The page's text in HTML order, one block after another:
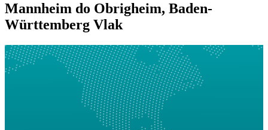
Mannheim do Obrigheim, Baden-
Württemberg Vlak